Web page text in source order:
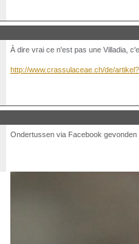
À dire vrai ce n'est pas une Villadia,
http://www.crassulaceae.ch/de/
Ondertussen via Facebook gevonden